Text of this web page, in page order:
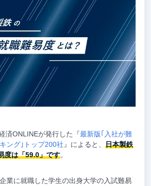
済ONLINEが発行した『最新版｢入社が難
ング｣トップ200社 』によると、 日本製鉄
度は「59.0」です。
業に就職した学生の出身大学の入試難易